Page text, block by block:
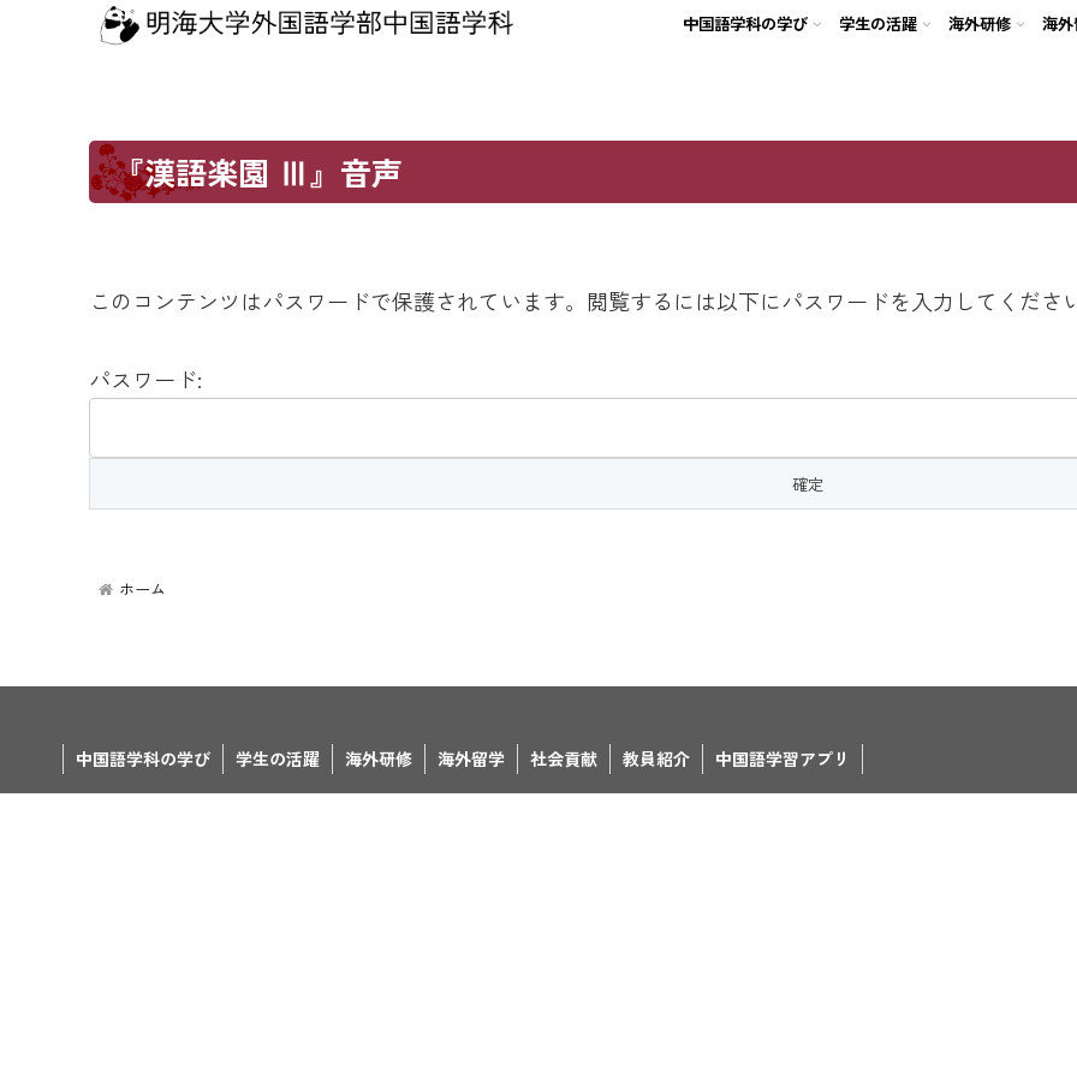
中国語学科の学び 学生の活躍 海外研修 海
『漢語楽園 Ⅲ』音声
このコンテンツはパスワードで保護されています。閲覧するには以下にパスワードを入力してください
パスワード:
ホーム
中国語学科の学び 学生の活躍 海外研修 海外留学 社会貢献 教員紹介 中国語学習アプリ